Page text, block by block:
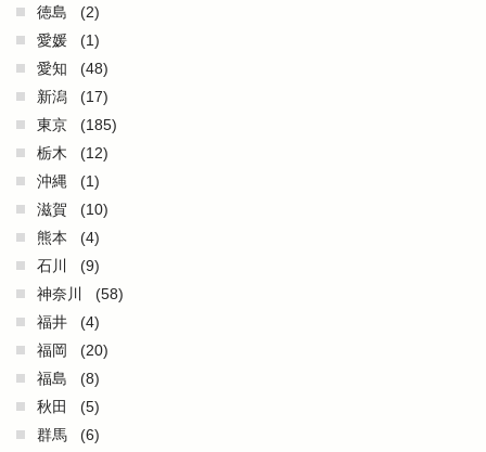
徳島
(2)
愛媛
(1)
愛知
(48)
新潟
(17)
東京
(185)
栃木
(12)
沖縄
(1)
滋賀
(10)
熊本
(4)
石川
(9)
神奈川
(58)
福井
(4)
福岡
(20)
福島
(8)
秋田
(5)
群馬
(6)